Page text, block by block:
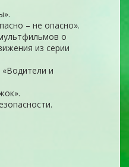
– не опасно».
о
из серии
и